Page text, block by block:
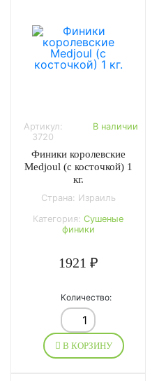
Артикул:
3720
В наличии
Финики королевские
Medjoul (с косточкой) 1
кг.
Страна: Израиль
Категория: Сушеные
финики
1921 ₽
Количество:
В КОРЗИНУ